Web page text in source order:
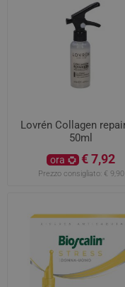
Lovrén Collagen
50ml
ora € 7,92
Prezzo consigliato: € 9,90